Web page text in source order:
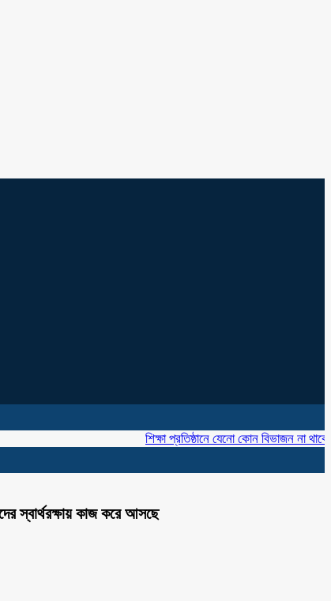
শিক্ষা প্রতিষ্ঠানে যেনো কোন বিভাজন না থাকে
স্বার্থরক্ষায় কাজ করে আসছে